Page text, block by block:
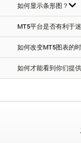
如何显示条形图？
MT5平台是否有利于
如何改变MT5图表的
如何才能看到你们提